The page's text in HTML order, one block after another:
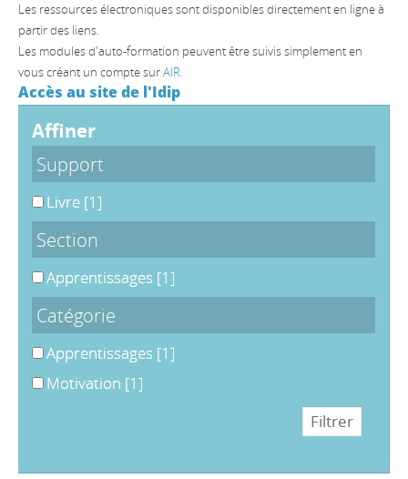
Les ressources électroniques sont disponibles directement en ligne à
partir des liens.
Les modules d'auto-formation peuvent être suivis simplement en
vous créant un compte surAIR.
Accès au site de l'Idip
affiner
Support
Livre [1]
Section
Apprentissages [1]
Catégorie
Apprentissages [1]
Motivation [1]